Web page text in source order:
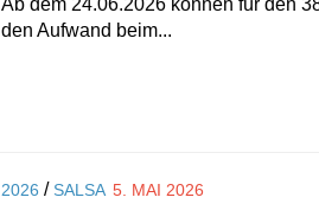
den Aufwand beim...
2026 / SALSA 5. MAI 2026